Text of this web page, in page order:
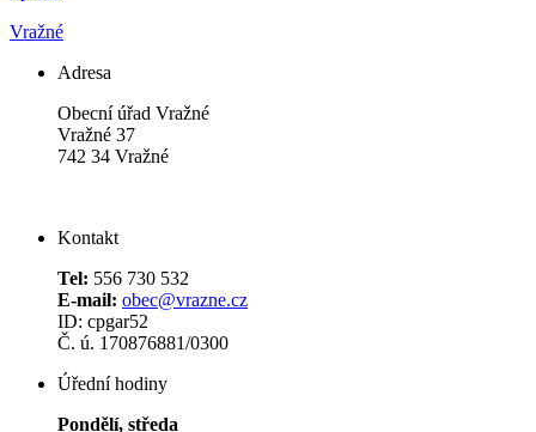
Vražné
Adresa
Obecní úřad Vražné
Vražné 37
742 34 Vražné
Kontakt
Tel: 556 730 532
E-mail: obec@vrazne.cz
ID: cpgar52
Č. ú. 170876881/0300
Úřední hodiny
Pondělí, středa